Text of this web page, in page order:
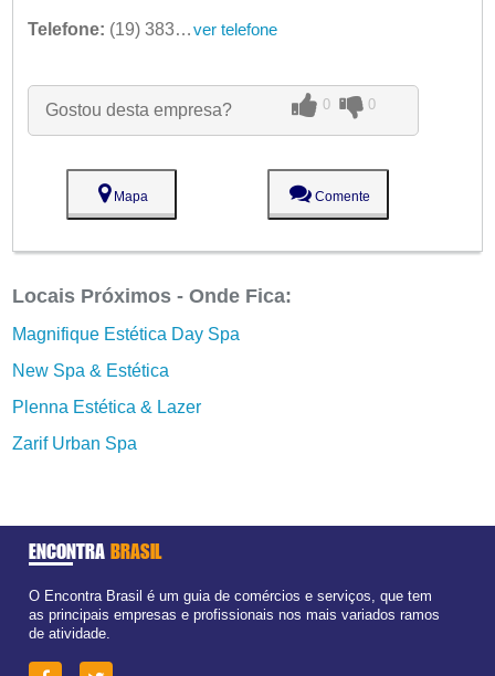
Telefone: (19) 3834-6419 ver telefone
Gostou desta empresa? 0 0
Mapa Comente
Locais Próximos - Onde Fica:
Magnifique Estética Day Spa
New Spa & Estética
Plenna Estética & Lazer
Zarif Urban Spa
ENCONTRA BRASIL
O Encontra Brasil é um guia de comércios e serviços, que tem
as principais empresas e profissionais nos mais variados ramos
de atividade.